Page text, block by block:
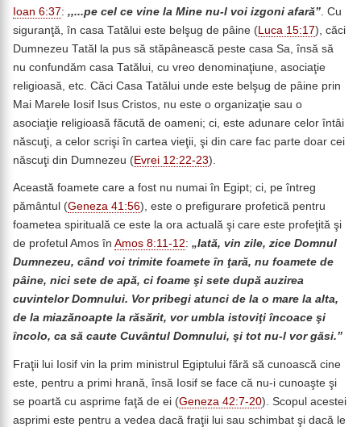
Ioan 6:37: ,,...pe cel ce vine la Mine nu-l voi izgoni afară” . Cu
siguranţă, în casa Tatălui este belşug de pâine (Luca 15:17), căci
Dumnezeu Tatăl la pus să stăpânească peste casa Sa, însă să
nu confundăm casa Tatălui, cu vreo denominaţiune, asociaţie
religioasă, etc. Căci Casa Tatălui unde este belşug de pâine prin
Mai Marele Iosif Isus Cristos, nu este o organizaţie sau o
asociaţie religioasă făcută de oameni; ci, este adunare celor întâi
născuţi, a celor scrişi în cartea vieţii, şi din care fac parte doar cei
născuţi din Dumnezeu (Evrei 12:22-23).
Această foamete care a fost nu numai în Egipt; ci, pe întreg
pământul (Geneza 41:56), este o prefigurare profetică pentru
foametea spirituală ce este la ora actuală şi care este profeţită şi
de profetul Amos în Amos 8:11-12: „Iată, vin zile, zice Domnul
Dumnezeu, când voi trimite foamete în ţară, nu foamete de
pâine, nici sete de apă, ci foame şi sete după auzirea
cuvintelor Domnului. Vor pribegi atunci de la o mare la alta,
de la miazănoapte la răsărit, vor umbla istoviţi încoace şi
încolo, ca să caute Cuvântul Domnului, şi tot nu-l vor găsi.”
Fraţii lui Iosif vin la prim ministrul Egiptului fără să cunoască cine
este, pentru a primi hrană, însă Iosif se face că nu-i cunoaşte şi
se poartă cu asprime faţă de ei (Geneza 42:7-20). Scopul acestei
asprimi este pentru a vedea dacă fraţii lui sau schimbat şi dacă le